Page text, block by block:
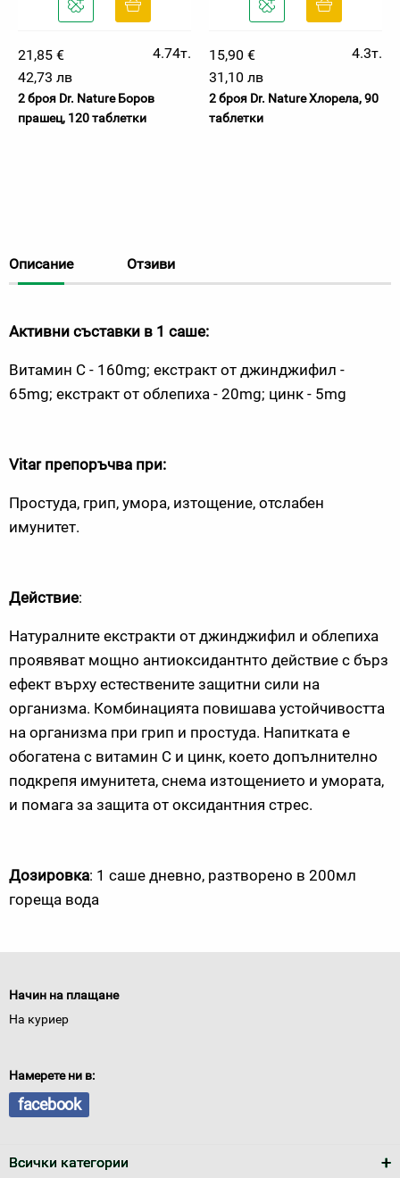
21,85 €
4.74т.
42,73 лв
2 броя Dr. Nature Боров
прашец, 120 таблетки
15,90 €
4.3т.
31,10 лв
2 броя Dr. Nature Хлорела, 90
таблетки
Описание Отзиви
Активни съставки в 1 саше:
Витамин С - 160mg; екстракт от джинджифил -
65mg; екстракт от облепиха - 20mg; цинк - 5mg
Vitar препоръчва при:
Простуда, грип, умора, изтощение, отслабен
имунитет.
Действие:
Натуралните екстракти от джинджифил и облепиха
проявяват мощно антиоксидантнто действие с бърз
ефект върху естествените защитни сили на
организма. Комбинацията повишава устойчивостта
на организма при грип и простуда. Напитката е
обогатена с витамин С и цинк, което допълнително
подкрепя имунитета, снема изтощението и умората,
и помага за защита от оксидантния стрес.
Дозировка: 1 саше дневно, разтворено в 200мл
гореща вода
Начин на плащане
На куриер
Намерете ни в:
facebook
Всички категории